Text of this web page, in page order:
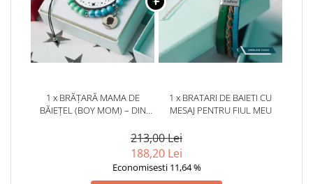
1 x BRĂȚARĂ MAMA DE
BĂIEȚEL (BOY MOM) – DIN
1 x BRATARI DE BAIETI CU
MESAJ PENTRU FIUL MEU
213,00 Lei
188,20 Lei
Economisesti 11,64 %